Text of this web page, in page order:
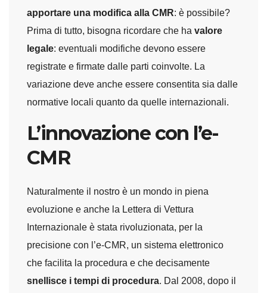
apportare una modifica alla CMR: è possibile?
Prima di tutto, bisogna ricordare che ha valore
legale: eventuali modifiche devono essere
registrate e firmate dalle parti coinvolte. La
variazione deve anche essere consentita sia dalle
normative locali quanto da quelle internazionali.
L’innovazione con l’e-
CMR
Naturalmente il nostro è un mondo in piena
evoluzione e anche la Lettera di Vettura
Internazionale è stata rivoluzionata, per la
precisione con l’e-CMR, un sistema elettronico
che facilita la procedura e che decisamente
snellisce i tempi di procedura. Dal 2008, dopo il